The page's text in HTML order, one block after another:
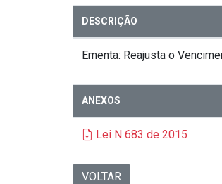
DESCRIÇÃO
Ementa: Reajusta o
ANEXOS
Lei N 683 de 2015
VOLTAR